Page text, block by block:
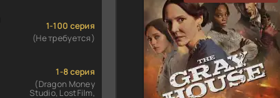
1-100 серия
(Не требуется)
1-8 серия
(Dragon Money
Studio, LostFilm,